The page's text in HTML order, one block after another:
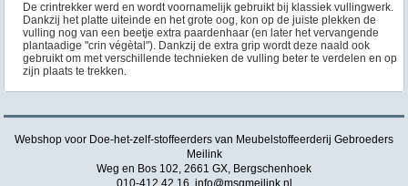
De crintrekker werd en wordt voornamelijk gebruikt bij klassiek vullingwerk.
Dankzij het platte uiteinde en het grote oog, kon op de juiste plekken de
vulling nog van een beetje extra paardenhaar (en later het vervangende
plantaadige "crin végètal"). Dankzij de extra grip wordt deze naald ook
gebruikt om met verschillende technieken de vulling beter te verdelen en op
zijn plaats te trekken.
Webshop voor Doe-het-zelf-stoffeerders van Meubelstoffeerderij Gebroeders
Meilink
Weg en Bos 102, 2661 GX, Bergschenhoek
010-412 42 16, info@msgmeilink.nl